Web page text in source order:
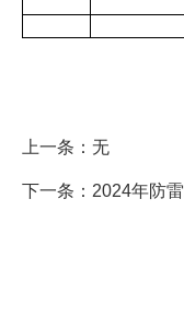
上一条： 无
下一条： 2024年防